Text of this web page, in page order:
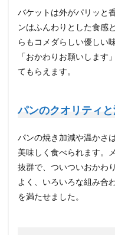
バケットは外がパリッと
ンはふんわりとした食感
らもコメダらしい優しい
「おかわりお願いします
てもらえます。
パンのクオリティ
パンの焼き加減や温かさ
美味しく食べられます。
抜群で、ついついおかわ
よく、いろいろな組み合
を満たせました。